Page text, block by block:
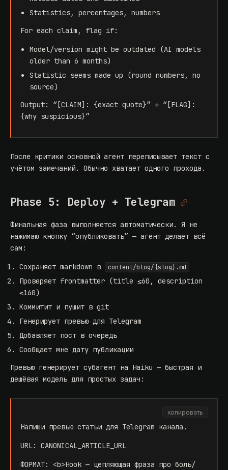
Statistics, percentages, numbers
For each claim, flag if:
Model/version might be outdated (AI models
older than 6 months)
Statistic seems made up (round numbers, no
source)
Output: “[CLAIM]: {exact quote}” + “[FLAG]:
{why suspicious}”
После критики основной агент переписывает текст с
учётом замечаний. Обычно хватает одного прохода.
Phase 5: Deploy + Telegram
Финальная фаза выполняется автоматически. Я не
нажимаю кнопку “опубликовать” — агент делает всё
сам:
Сохраняет markdown в content/blog/{slug}.md
Проверяет frontmatter (title ≤60, description
≤160)
Коммитит и пушит в git
Генерирует превью для Telegram
Добавляет пост в очередь
Сообщает мне дату публикации
Превью генерирует субагент на Haiku — быстрая и
дешёвая модель для простых задач:
копировать
Напиши превью статьи для Telegram канала.
URL: CANONICAL_ARTICLE_URL
ФОРМАТ: <b>Hook — цепляющая фраза про боль/